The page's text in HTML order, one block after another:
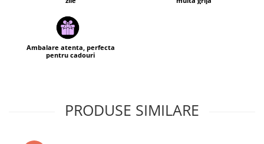
Ambalare atenta, perfecta
pentru cadouri
PRODUSE SIMILARE